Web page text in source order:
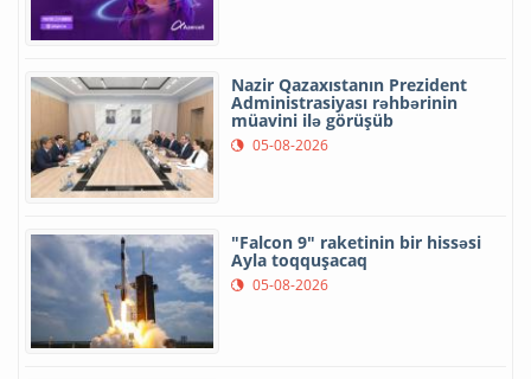
Nazir Qazaxıstanın Prezident
Administrasiyası rəhbərinin
müavini ilə görüşüb
05-08-2026
"Falcon 9" raketinin bir hissəsi
Ayla toqquşacaq
05-08-2026